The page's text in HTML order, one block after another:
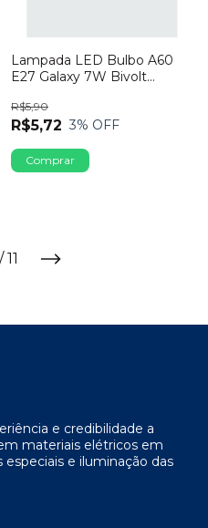
Lampada LED Bulbo A60
E27 Galaxy 7W Bivolt
R$5,72
R$5,90
3% OFF
/ 11
e credibilidade a
materiais elétricos em
e iluminação das